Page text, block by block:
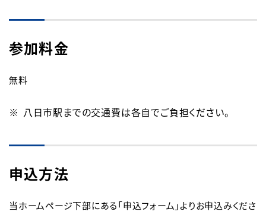
参加料金
無料
八日市駅までの交通費は各自でご負担ください。
申込方法
当ホームページ下部にある「申込フォーム」よりお申込みくださ